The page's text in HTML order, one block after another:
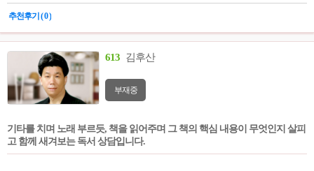
엮은 것이다. 담벼락에, 전봇대에 직접 써 붙
람들의 마음을 어루만져주었던 글들, 100회
이상의 강연에서 들려주었던 위로와 희망의
메시지들 가운데 뜨거운 반응을 끌어냈던 주
옥같은 글귀들을 담았다. 자존감, 진로와 꿈,
삶의 방향, 인간관계, 걱정과 고민을 줄이는
로 자기 자신의 이야기라 느낄 만한 내용으로
가득 차 있다.
추천후기 ( 0 )
613 김후산
부재중
기타를 치며 노래 부르듯, 책을 읽어주며 그 책의 핵심 내용이 무엇인지 살피
고 함께 새겨보는 독서 상담입니다.